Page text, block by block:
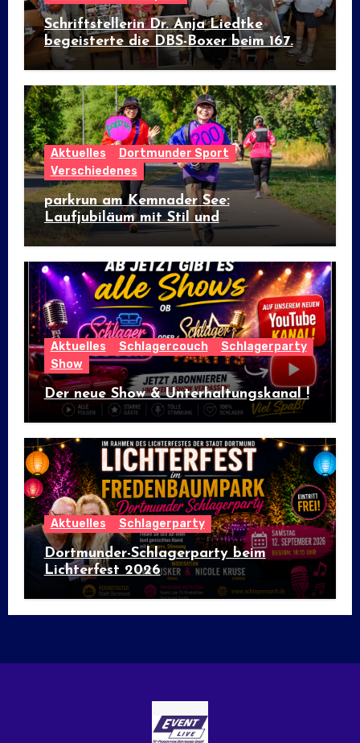
Schriftstellerin Dr. Anja Liedtke
begeisterte die DBS-Boxer beim 167.
Prominenten-Stammtisch
Aktuelles
Dortmunder Sport
Verschiedenes
parkrun am Kemnader See:
Laufjubiläum mit Stil und
internationalem Flair
Aktuelles Schlagercouch
Schlagerparty
Show
Der neue Show & Unterhaltungskanal !
Aktuelles Schlagerparty
Dortmunder-Schlagerparty beim
Lichterfest 2026